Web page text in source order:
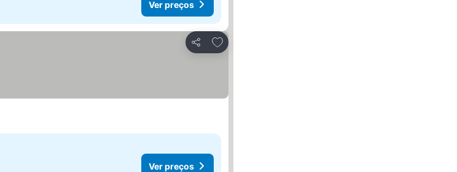
Ver preços
Partilhar
Adicionar aos favoritos
Ver preços